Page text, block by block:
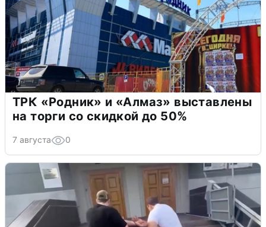
ТРК «Родник» и «Алмаз» выставлены
на торги со скидкой до 50%
7 августа 0